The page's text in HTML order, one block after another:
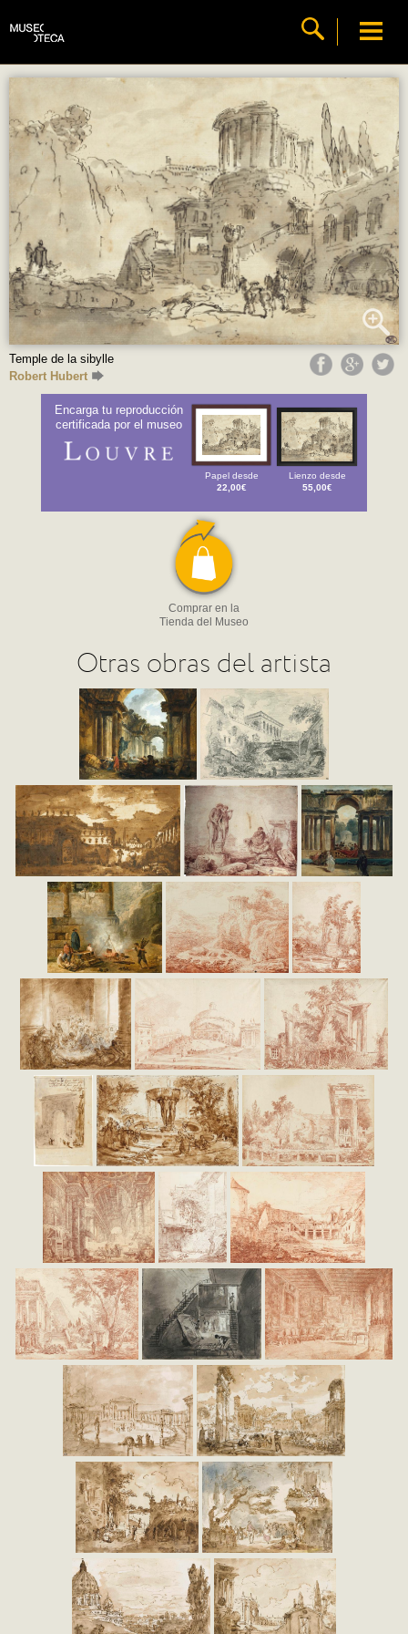
Temple de la sibylle
Robert Hubert
Encarga tu reproducción
certificada por el museo
Papel desde
22,00€
Lienzo desde
55,00€
Comprar en la
Tienda del Museo
Otras obras del artista